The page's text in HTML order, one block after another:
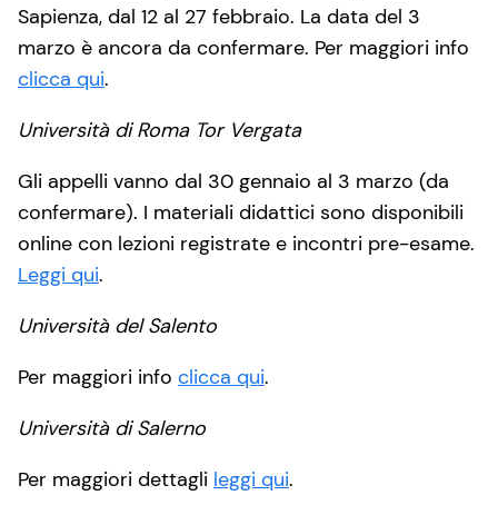
Sapienza, dal 12 al 27 febbraio. La data del 3
marzo è ancora da confermare. Per maggiori info
clicca qui.
Università di Roma Tor Vergata
Gli appelli vanno dal 30 gennaio al 3 marzo (da
confermare). I materiali didattici sono disponibili
online con lezioni registrate e incontri pre-esame.
Leggi qui.
Università del Salento
Per maggiori info clicca qui.
Università di Salerno
Per maggiori dettagli leggi qui.